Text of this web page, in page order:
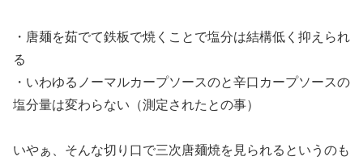
・唐麺を茹でて鉄板で焼くことで塩分は結構低く抑えられ
る
・いわゆるノーマルカープソースのと辛口カープソースの
塩分量は変わらない（測定されたとの事）
いやぁ、そんな切り口で三次唐麺焼を見られるというのも